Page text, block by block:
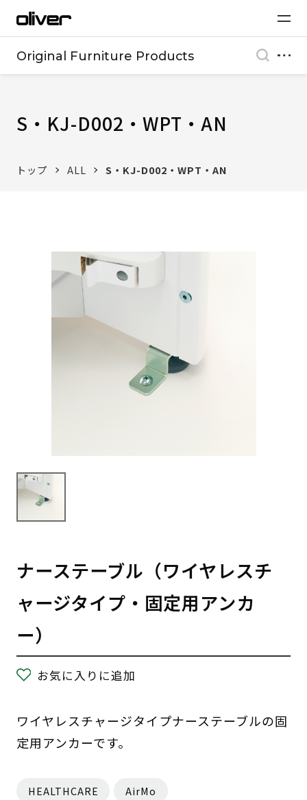
Original Furniture Products
S・KJ-D002・WPT・AN
トップ ALL S・KJ-D002・WPT・AN
ナーステーブル（ワイヤレスチ
ャージタイプ・固定用アンカ
ー）
お気に入りに追加
ワイヤレスチャージタイプナーステーブルの固
定用アンカーです。
HEALTHCARE AirMo